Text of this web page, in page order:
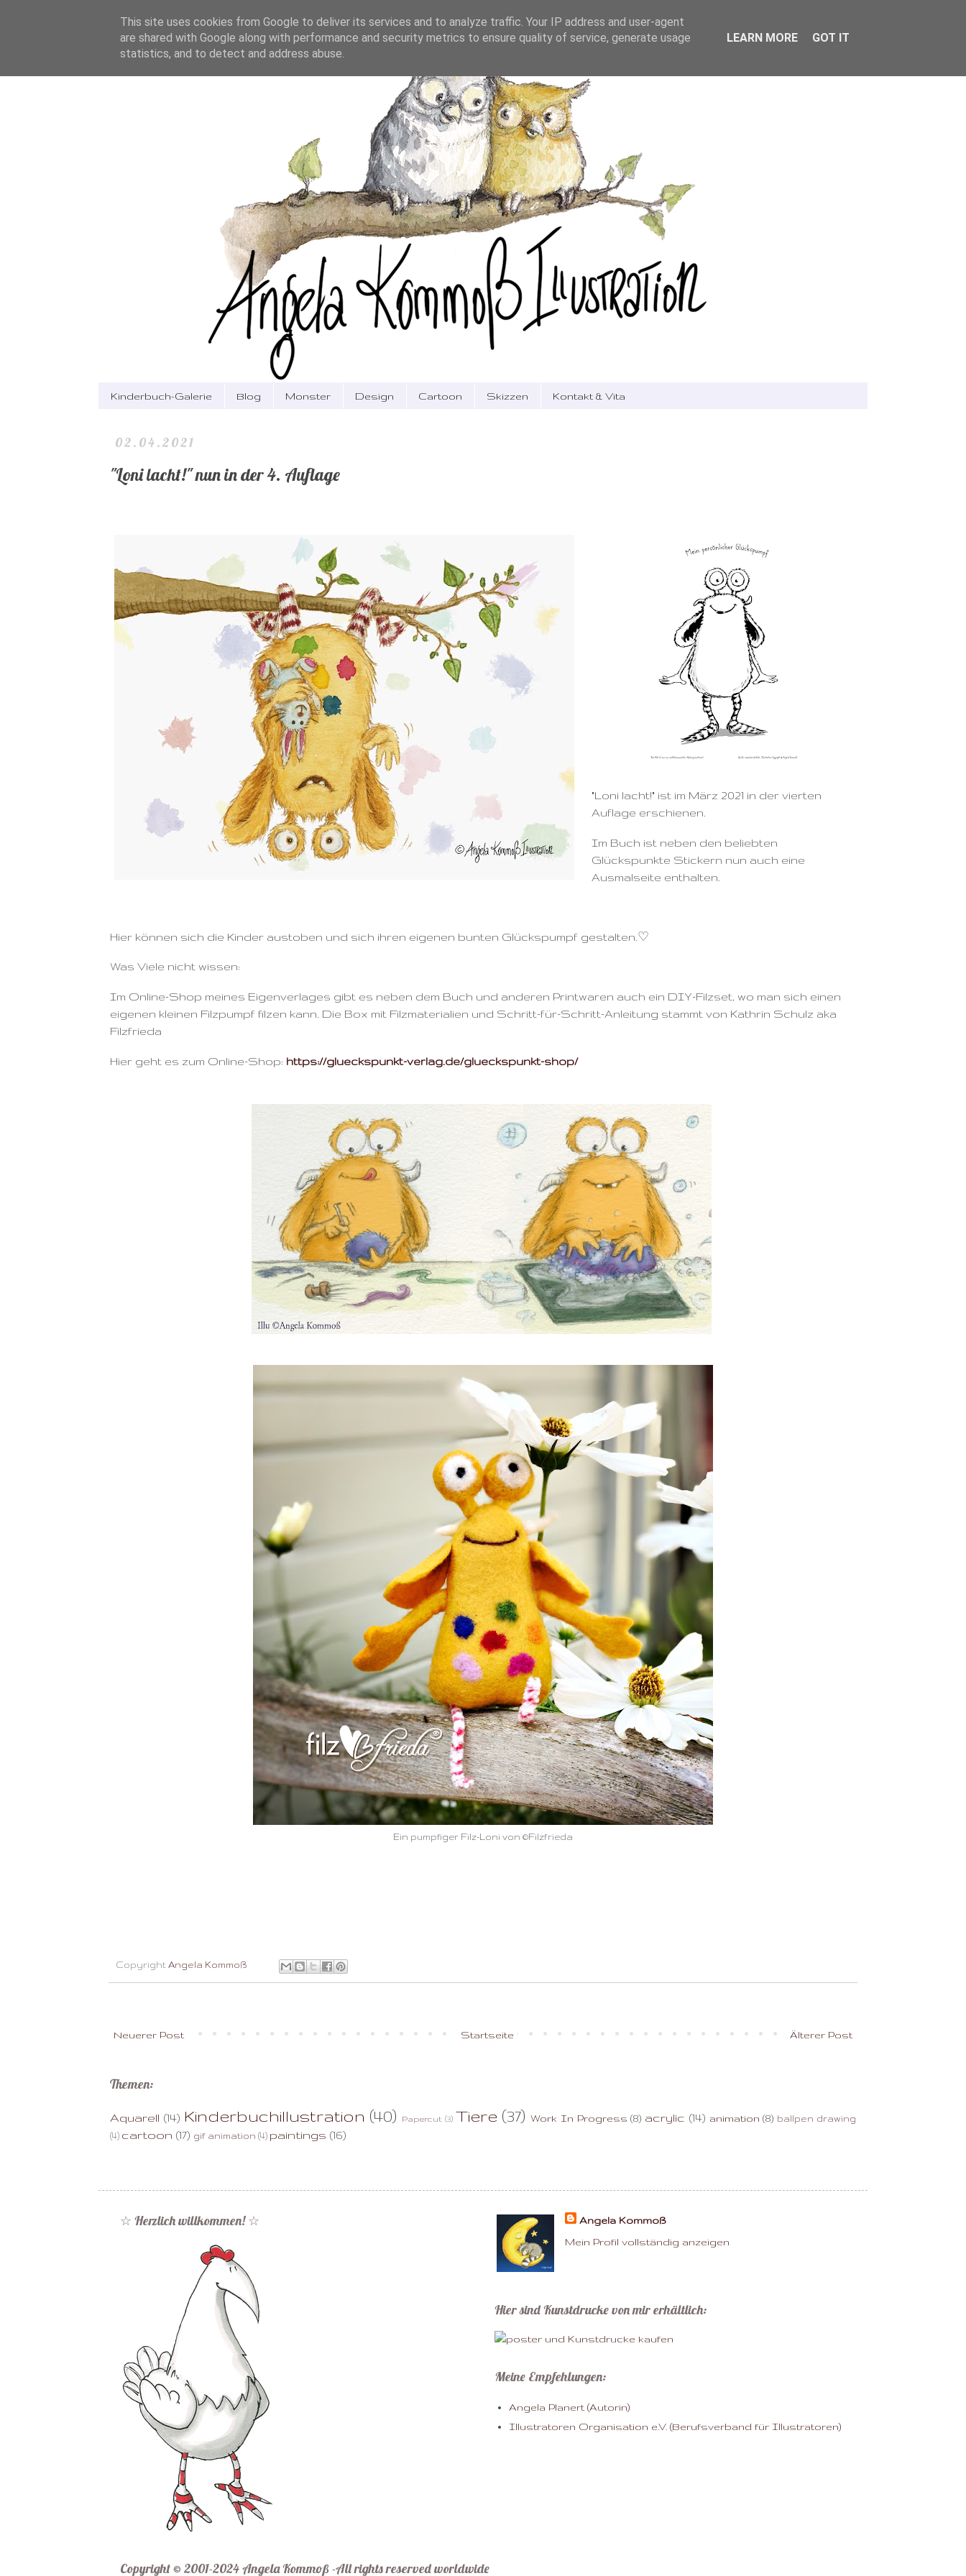
Kinderbuch-Galerie Blog Monster Design Cartoon Skizzen Kontakt & Vita
02.04.2021
"Loni lacht!" nun in der 4. Auflage
"Loni lacht!" ist im März 2021 in der vierten
Auflage erschienen.
Im Buch ist neben den beliebten
Glückspunkte Stickern nun auch eine
Ausmalseite enthalten.
Hier können sich die Kinder austoben und sich ihren eigenen bunten Glückspumpf gestalten.♡
Was Viele nicht wissen:
Im Online-Shop meines Eigenverlages gibt es neben dem Buch und anderen Printwaren auch ein DIY-Filzset, wo man sich einen
eigenen kleinen Filzpumpf filzen kann. Die Box mit Filzmaterialien und Schritt-für-Schritt-Anleitung stammt von Kathrin Schulz aka
Filzfrieda
Hier geht es zum Online-Shop: https://glueckspunkt-verlag.de/glueckspunkt-shop/
Ein pumpfiger Filz-Loni von ©Filzfrieda
Copyright Angela Kommoß
Neuerer Post Älterer Post
Startseite
Themen:
Aquarell (14) Kinderbuchillustration (40) Papercut (3) Tiere (37) Work In Progress (8) acrylic (14) animation (8) ballpen drawing
(4) cartoon (17) gif animation (4) paintings (16)
☆ Herzlich willkommen! ☆
Angela Kommoß
Mein Profil vollständig anzeigen
Hier sind Kunstdrucke von mir erhältlich:
Meine Empfehlungen:
Angela Planert (Autorin)
Illustratoren Organisation e.V. (Berufsverband für Illustratoren)
Copyright © 2001-2024 Angela Kommoß -All rights reserved worldwide
This site uses cookies from Google to deliver its services and to analyze traffic. Your IP address and user-agent
are shared with Google along with performance and security metrics to ensure quality of service, generate usage
statistics, and to detect and address abuse.
LEARN MORE GOT IT